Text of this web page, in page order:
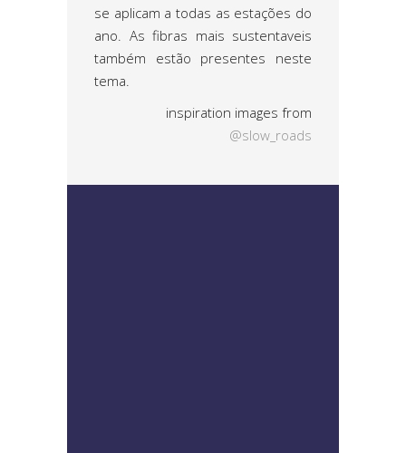
se aplicam a todas as estações do
ano. As fibras mais sustentaveis
também estão presentes neste
tema.
inspiration images from
@slow_roads